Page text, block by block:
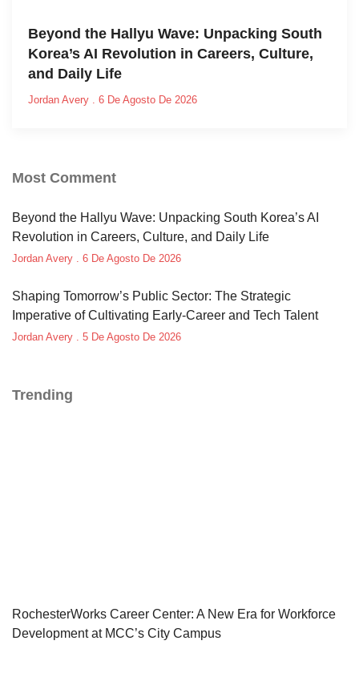
Beyond the Hallyu Wave: Unpacking South
Korea’s AI Revolution in Careers, Culture,
and Daily Life
Jordan Avery 6 De Agosto De 2026
Most Comment
Beyond the Hallyu Wave: Unpacking South Korea’s AI
Revolution in Careers, Culture, and Daily Life
Jordan Avery 6 De Agosto De 2026
Shaping Tomorrow’s Public Sector: The Strategic
Imperative of Cultivating Early-Career and Tech Talent
Jordan Avery 5 De Agosto De 2026
Trending
RochesterWorks Career Center: A New Era for Workforce
Development at MCC’s City Campus